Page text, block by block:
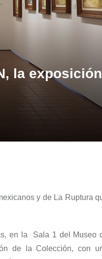
la exposición
y de La Ruptura
en la Sala 1 del Museo
de la Colección, con